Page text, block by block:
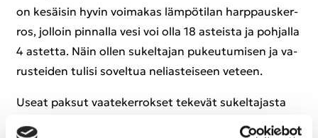
on ke­säi­sin hyvin voi­ma­kas läm­pö­ti­lan harp­paus­ker­
ros, jol­loin pin­nal­la vesi voi olla 18 as­teis­ta ja poh­jal­la
4 as­tet­ta. Näin ollen su­kel­ta­jan pu­keu­tu­mi­sen ja va­
rus­tei­den tu­li­si so­vel­tua ne­lias­tei­seen ve­teen.
Useat pak­sut vaa­te­ker­rok­set te­ke­vät su­kel­ta­jas­ta
köm­pe­lön: vähän kuin ikään­tyi­si vä­lit­tö­mäs­ti 20‒30